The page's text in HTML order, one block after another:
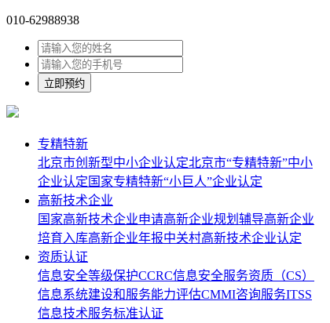
010-62988938
专精特新
北京市创新型中小企业认定北京市“专精特新”中小
企业认定 国家专精特新“小巨人”企业认定
高新技术企业
国家高新技术企业申请高新企业规划辅导高新企业
培育入库高新企业年报中关村高新技术企业认定
资质认证
信息安全等级保护CCRC信息安全服务资质 （CS）
信息系统建设和服务能力评估CMMI咨询服务ITSS
信息技术服务标准认证